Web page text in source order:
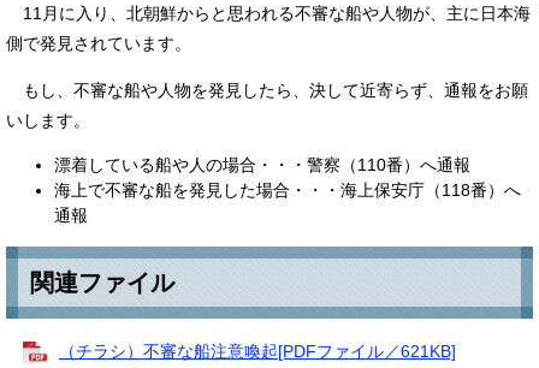
11月に入り、北朝鮮からと思われる不審な船や人物が、主に日本海
側で発見されています。
もし、不審な船や人物を発見したら、決して近寄らず、通報をお願
いします。
漂着している船や人の場合・・・警察（110番）へ通報
海上で不審な船を発見した場合・・・海上保安庁（118番）へ
通報
関連ファイル
（チラシ）不審な船注意喚起[PDFファイル／621KB]